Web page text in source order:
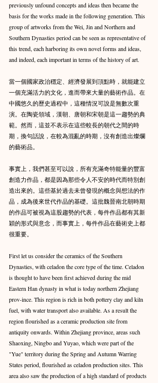
previously unfound concepts and ideas then became the
basis for the works made in the following generation. This
group of artworks from the Wei, Jin and Northern and
Southern Dynasties period can be seen as representative of
this trend, each harboring its own novel forms and ideas,
and indeed, each important in terms of the history of art.
當一個國家政治穩定、經濟發展到頂點時，就能建立
一個充滿活力的文化，進而帶來大量的藝術作品。在
中國悠久的歷史過程中，這種情況可說是無數次重
演。在陶瓷領域，漢朝、唐朝和宋朝是這一趨勢的典
範。然而，這並不表示在這些較長的朝代之間的時
期，換句話說，在較為混亂的時期，沒有創造出燦爛
的藝術品。
事實上，我們甚至可以說，所有充滿奇特能量的豐富
創造力作品，都是因為那些令人不安的時代而特別創
造出來的。這些基於過去未曾發現的概念與想法的作
品，成為後來世代作品的基礎。這批魏晉南北朝時期
的作品可被視為這股趨勢的代表，每件作品都有其新
穎的形式與意念，而事實上，每件作品在藝術史上都
很重要。
First let us consider the ceramics of the Southern
Dynasties, with celadon the core type of the time. Celadon
is thought to have been first achieved during the mid
Eastern Han dynasty in what is today northern Zhejiang
prov-ince. This region is rich in both pottery clay and kiln
fuel, with water transport also available. As a result the
region flourished as a ceramic production site from
antiquity onwards. Within Zhejiang province, areas such
Shaoxing, Ningbo and Yuyao, which were part of the
"Yue" territory during the Spring and Autumn Warring
States period, flourished as celadon production sites. This
area also saw the production of a high standard of products